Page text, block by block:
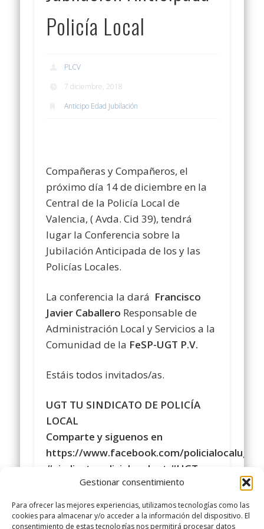
Gestionar consentimiento
Para ofrecer las mejores experiencias, utilizamos tecnologías como las
cookies para almacenar y/o acceder a la información del dispositivo. El
consentimiento de estas tecnologías nos permitirá procesar datos
Policía Local
PLCV
7 diciembre, 2018
Anticipo Edad Jubilación
Compañeras y Compañeros, el
próximo día 14 de diciembre en la
Central de la Policía Local de
Valencia, ( Avda. Cid 39), tendrá
lugar la Conferencia sobre la
Jubilación Anticipada de los y las
Policías Locales.
La conferencia la dará Francisco
Javier Caballero Responsable de
Administración Local y Servicios a la
Comunidad de la FeSP-UGT P.V.
Estáis todos invitados/as.
UGT TU SINDICATO DE POLICÍA
LOCAL
Comparte y siguenos en
https://www.facebook.com/policialocalugt/
#sindicatopolicialocalugt #UGT
Instagram
@sindicatopolicialocalugt
+Sindicato Policía Local UGT UGT